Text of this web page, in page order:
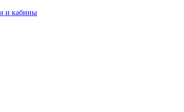
и кабины